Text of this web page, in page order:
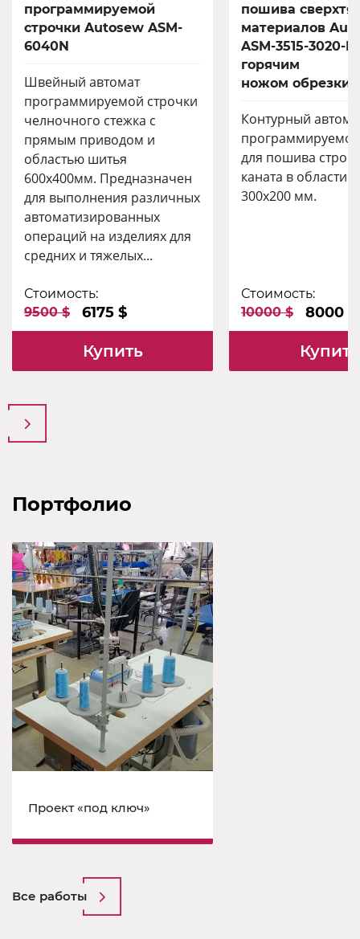
программируемой
строчки Autosew ASM-
6040N
Швейный автомат
программируемой строчки
челночного стежка с
прямым приводом и
областью шитья
600х400мм. Предназначен
для выполнения различных
автоматизированных
операций на изделиях для
средних и тяжелых...
Стоимость:
9500 $
6175 $
Купить
пошива
материалов
ASM-3515-3020-
горячим
ножом обрезки
Контурный
для пошива
каната в области
300х200 мм.
Стоимость:
10000 $
8000 $
Купить
Портфолио
Все работы
Проект «под ключ»